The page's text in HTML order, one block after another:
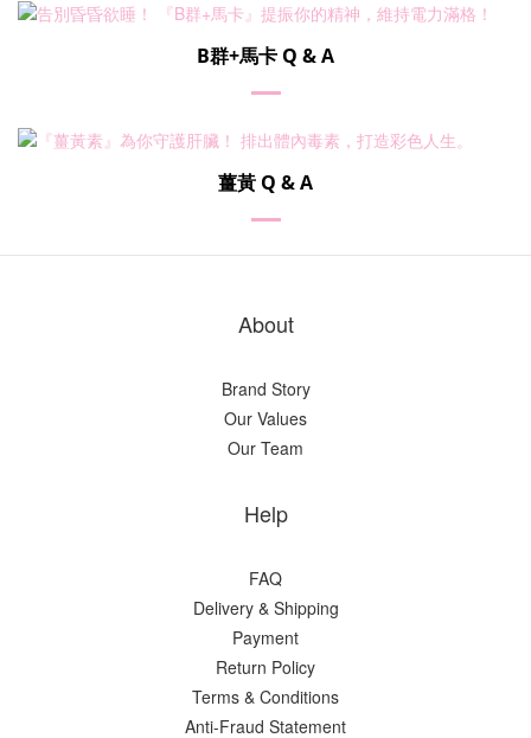
B群+馬卡 Q & A
薑黃 Q & A
About
Brand Story
Our Values
Our Team
Help
FAQ
Delivery & Shipping
Payment
Return Policy
Terms & Conditions
Anti-Fraud Statement